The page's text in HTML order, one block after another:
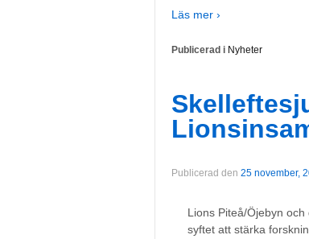
Läs mer ›
Publicerad i Nyheter
Publicerad den 25 november,
Lions Piteå/Öjebyn
syftet att stärka